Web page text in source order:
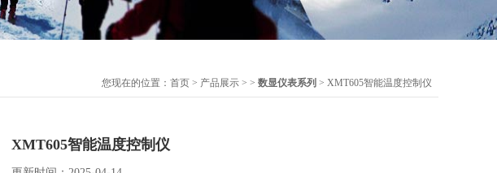
您现在的位置： 首页 > 产品展示 > > 数显仪表系列 > XMT605智能温度控制仪
XMT605智能温度控制仪